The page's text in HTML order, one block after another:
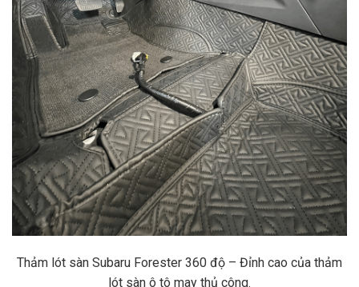
Thảm lót sàn Subaru Forester 360 độ – Đỉnh cao của thảm
lót sàn ô tô may thủ công.